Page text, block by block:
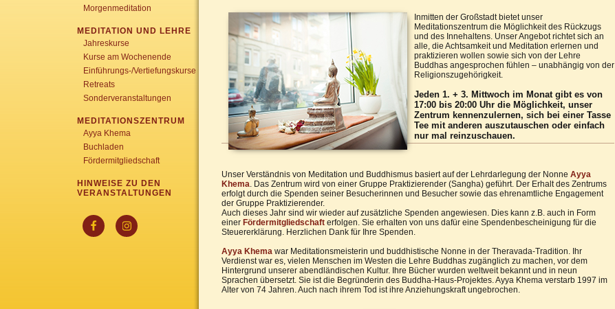
Morgenmeditation
MEDITATION UND LEHRE
Jahreskurse
Kurse am Wochenende
Einführungs-/Vertiefungskurse
Retreats
Sonderveranstaltungen
MEDITATIONSZENTRUM
Ayya Khema
Buchladen
Fördermitgliedschaft
HINWEISE ZU DEN
VERANSTALTUNGEN
Inmitten der Großstadt bietet unser
Meditationszentrum die Möglichkeit des Rückzugs
und des Innehaltens. Unser Angebot richtet sich an
alle, die Achtsamkeit und Meditation erlernen und
praktizieren wollen sowie sich von der Lehre
Buddhas angesprochen fühlen – unabhängig von der
Religionszugehörigkeit.
Jeden 1. + 3. Mittwoch im Monat gibt es von
17:00 bis 20:00 Uhr die Möglichkeit, unser
Zentrum kennenzulernen, sich bei einer Tasse
Tee mit anderen auszutauschen oder einfach
nur mal reinzuschauen.
Unser Verständnis von Meditation und Buddhismus basiert auf der Lehrdarlegung der Nonne Ayya
Khema. Das Zentrum wird von einer Gruppe Praktizierender (Sangha) geführt. Der Erhalt des Zentrums
erfolgt durch die Spenden seiner Besucherinnen und Besucher sowie das ehrenamtliche Engagement
der Gruppe Praktizierender.
Auch dieses Jahr sind wir wieder auf zusätzliche Spenden angewiesen. Dies kann z.B. auch in Form
einer Fördermitgliedschaft erfolgen. Sie erhalten von uns dafür eine Spendenbescheinigung für die
Steuererklärung. Herzlichen Dank für Ihre Spenden.
Ayya Khema war Meditationsmeisterin und buddhistische Nonne in der Theravada-Tradition. Ihr
Verdienst war es, vielen Menschen im Westen die Lehre Buddhas zugänglich zu machen, vor dem
Hintergrund unserer abendländischen Kultur. Ihre Bücher wurden weltweit bekannt und in neun
Sprachen übersetzt. Sie ist die Begründerin des Buddha-Haus-Projektes. Ayya Khema verstarb 1997 im
Alter von 74 Jahren. Auch nach ihrem Tod ist ihre Anziehungskraft ungebrochen.